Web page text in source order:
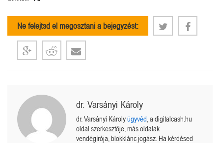
Ne felejtsd el megosztani a bejegyzést:
dr. Varsányi Károly
dr. Varsányi Károlyügyvéd , a digitalcash.hu
oldal szerkesztője, más oldalak
vendégírója, blokklánc jogász. Ha kérdésed